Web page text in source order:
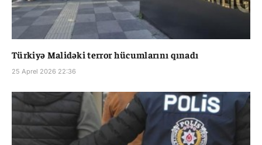
Türkiyə Malidəki terror hücumlarını qınadı
25 Aprel 2026 22:36